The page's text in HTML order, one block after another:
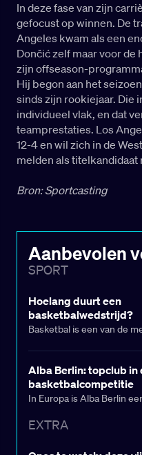
In deze fase van zijn
gefocust op winnen. De
Angeles kwam als een
Dončić zelf maar voor de
zijn offseason-
Hij begon aan het
sinds zijn rookiejaar. Die
individueel vlak, en dat
teamprestaties. Los
12-4 en wil zich in de
melden als
Bron: Sportcasting
Aanbevolen
SPORT
Hoelang duurt een
basketbalwedstrijd?
Basketbal is een van de
het veld staat, weet dat tijd
speelt. Maar hoelang duurt
basketbalwedstrijd
verschil tussen de officiële
Alba Berlin: topclub in
basketbalcompetitie
In Europa is Alba Berlin
Berlijn en speelt op het
EXTRA